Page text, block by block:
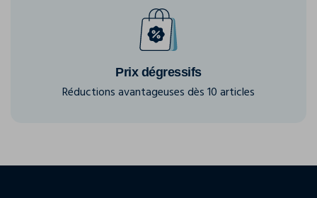
Prix dégressifs
Réductions avantageuses dès 10 articles